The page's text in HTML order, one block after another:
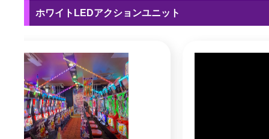
ホワイトLEDアクションユニット